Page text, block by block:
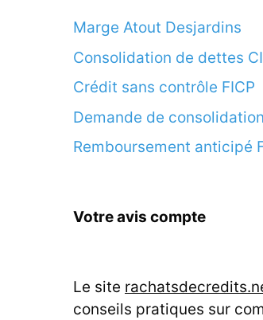
Marge Atout Desjardins
Consolidation de dettes
Crédit sans contrôle FICP
Demande de
Remboursement anticipé
Votre avis compte
Le site
conseils pratiques sur